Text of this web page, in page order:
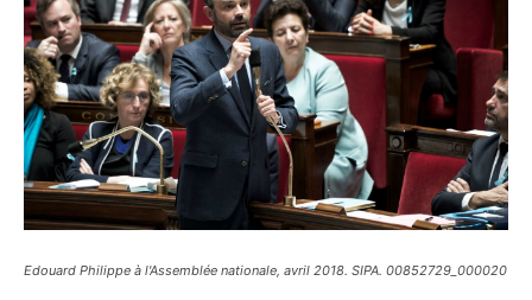
Edouard Philippe à l'Assemblée nationale, avril 2018. SIPA. 00852729_000020